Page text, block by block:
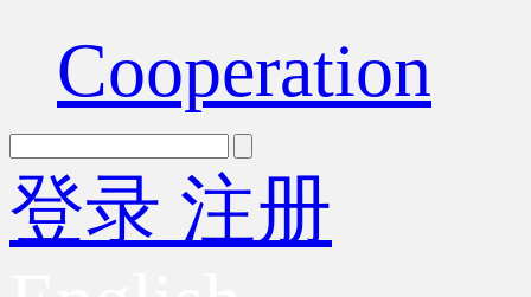
Cooperation
登录 注册